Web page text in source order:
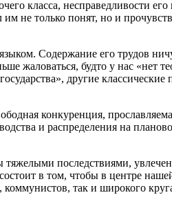
класса, несправедливости
не только понят, но и
Содержание его трудов
жаловаться, будто у нас «нет
другие классические
конкуренция,
и распределения на
тяжелыми последствиями,
в том, чтобы в центре
так и широкого